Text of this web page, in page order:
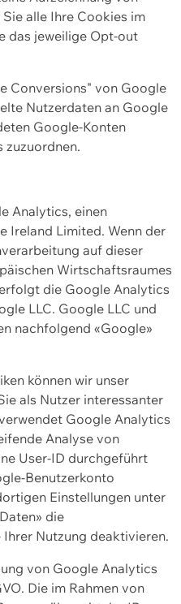
alle Ihre Cookies im
das jeweilige Opt-out
Conversions" von Google
Nutzerdaten an Google
Google-Konten
zuzuordnen.
Analytics, einen
Ireland Limited. Wenn der
auf dieser
Wirtschaftsraumes
die Google Analytics
LLC. Google LLC und
nachfolgend «Google»
können wir unser
als Nutzer interessanter
Google Analytics
Analyse von
User-ID durchgeführt
Benutzerkonto
Einstellungen unter
die
Nutzung deaktivieren.
von Google Analytics
Die im Rahmen von